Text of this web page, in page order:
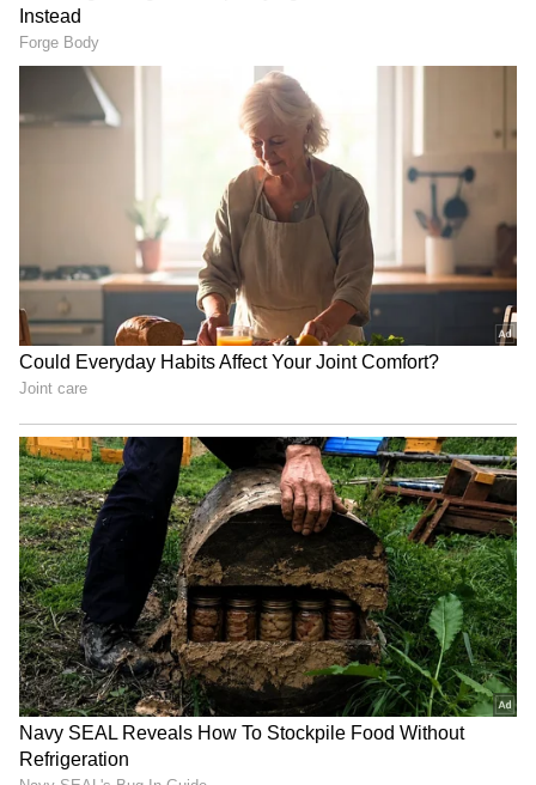
4
తాజాగా వ్యూహం మూవీ ప్రమోషన్ లో భాగంగా వర్మ
మాట్లాడుతూ జూనియర్ ఎన్టీఆర్ ప్రస్తావన తీసుకువచ్చారు.
యాంకర్ అడిగిన ప్రశ్నకు బదులిస్తూ.. జూనియర్ ఎన్టీఆర్ ని
టిడిపి దూరం చేసిందా లేక అతడే దూరంగా ఉంటున్నాడా